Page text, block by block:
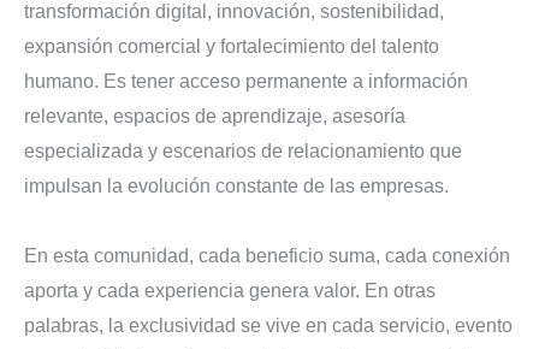
transformación digital, innovación, sostenibilidad,
expansión comercial y fortalecimiento del talento
humano. Es tener acceso permanente a información
relevante, espacios de aprendizaje, asesoría
especializada y escenarios de relacionamiento que
impulsan la evolución constante de las empresas.
En esta comunidad, cada beneficio suma, cada conexión
aporta y cada experiencia genera valor. En otras
palabras, la exclusividad se vive en cada servicio, evento